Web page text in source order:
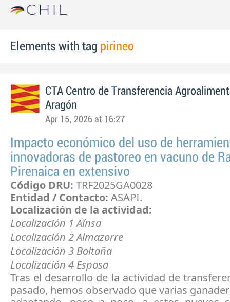
Elements with tag pirineo
CTA Centro de Transferencia
Aragón
Apr 15, 2026 at 16:27
Impacto económico del uso de
innovadoras de pastoreo en vacuno de
Pirenaica en extensivo
Código DRU: TRF2025GA0028
Entidad / Contacto: ASAPI.
Localización de la actividad:
Localización 1 Aínsa
Localización 2 Almazorre
Localización 3 Boltaña
Localización 4 Esposa
Tras el desarrollo de la actividad de
pasado, hemos observado que varias